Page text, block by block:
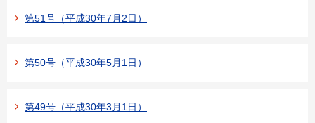
第51号（平成30年7月2日）
第50号（平成30年5月1日）
第49号（平成30年3月1日）